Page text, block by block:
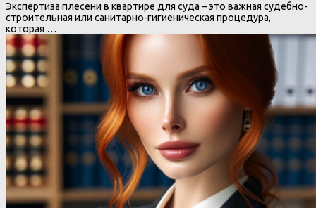
Экспертиза плесени в квартире для суда – это важная судебно-
строительная или санитарно-гигиеническая процедура,
которая …